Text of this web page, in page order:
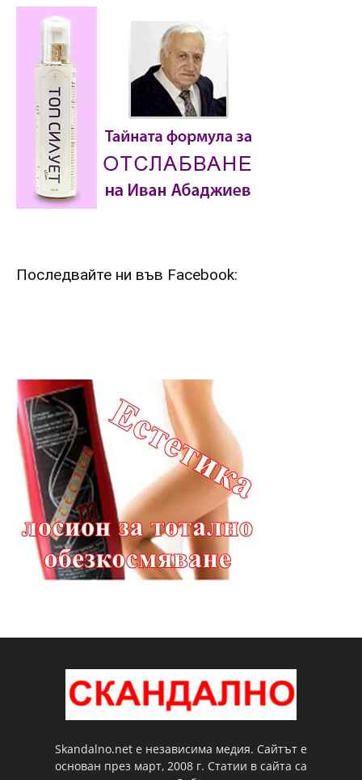
Последвайте ни във Facebook:
Skandalno.net е независима медия. Сайтът е
основан през март, 2008 г. Статии в сайта са